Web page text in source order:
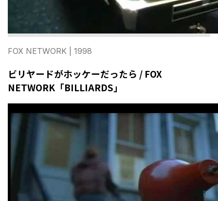
FOX NETWORK | 1998
ビリヤードがホッケーだったら / FOX
NETWORK「BILLIARDS」